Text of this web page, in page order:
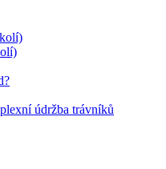
údržba trávníků